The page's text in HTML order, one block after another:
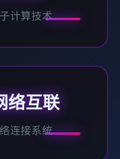
计算技术
络互联
连接系统